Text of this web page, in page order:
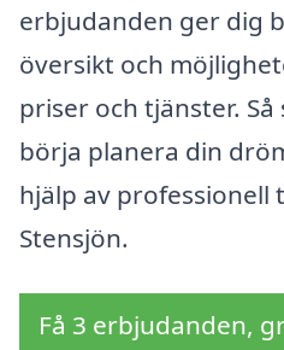
erbjudanden ger dig
översikt och
priser och tjänster.
börja planera din
hjälp av professionell
Stensjön.
Få 3 erbjudanden,